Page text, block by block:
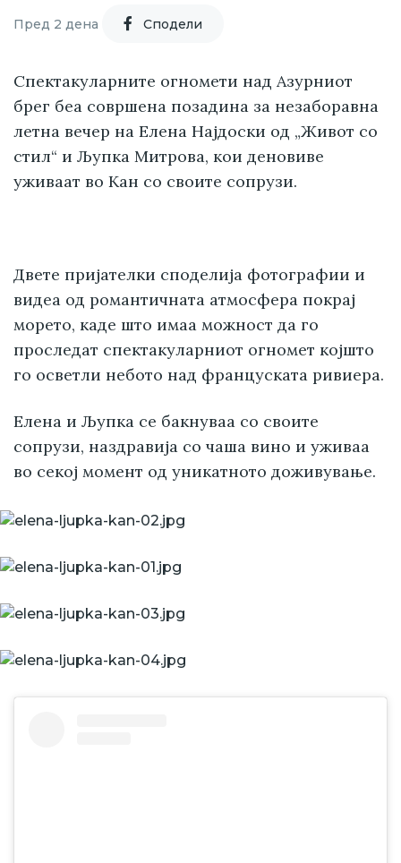
Пред 2 дена Cподели
Спектакуларните огномети над Азурниот
брег беа совршена позадина за незаборавна
летна вечер на Елена Најдоски од „Живот со
стил“ и Љупка Митрова, кои деновиве
уживаат во Кан со своите сопрузи.
Двете пријателки споделија фотографии и
видеа од романтичната атмосфера покрај
морето, каде што имаа можност да го
проследат спектакуларниот огномет којшто
го осветли небото над француската ривиера.
Елена и Љупка се бакнуваа со своите
сопрузи, наздравија со чаша вино и уживаа
во секој момент од уникатното доживување.